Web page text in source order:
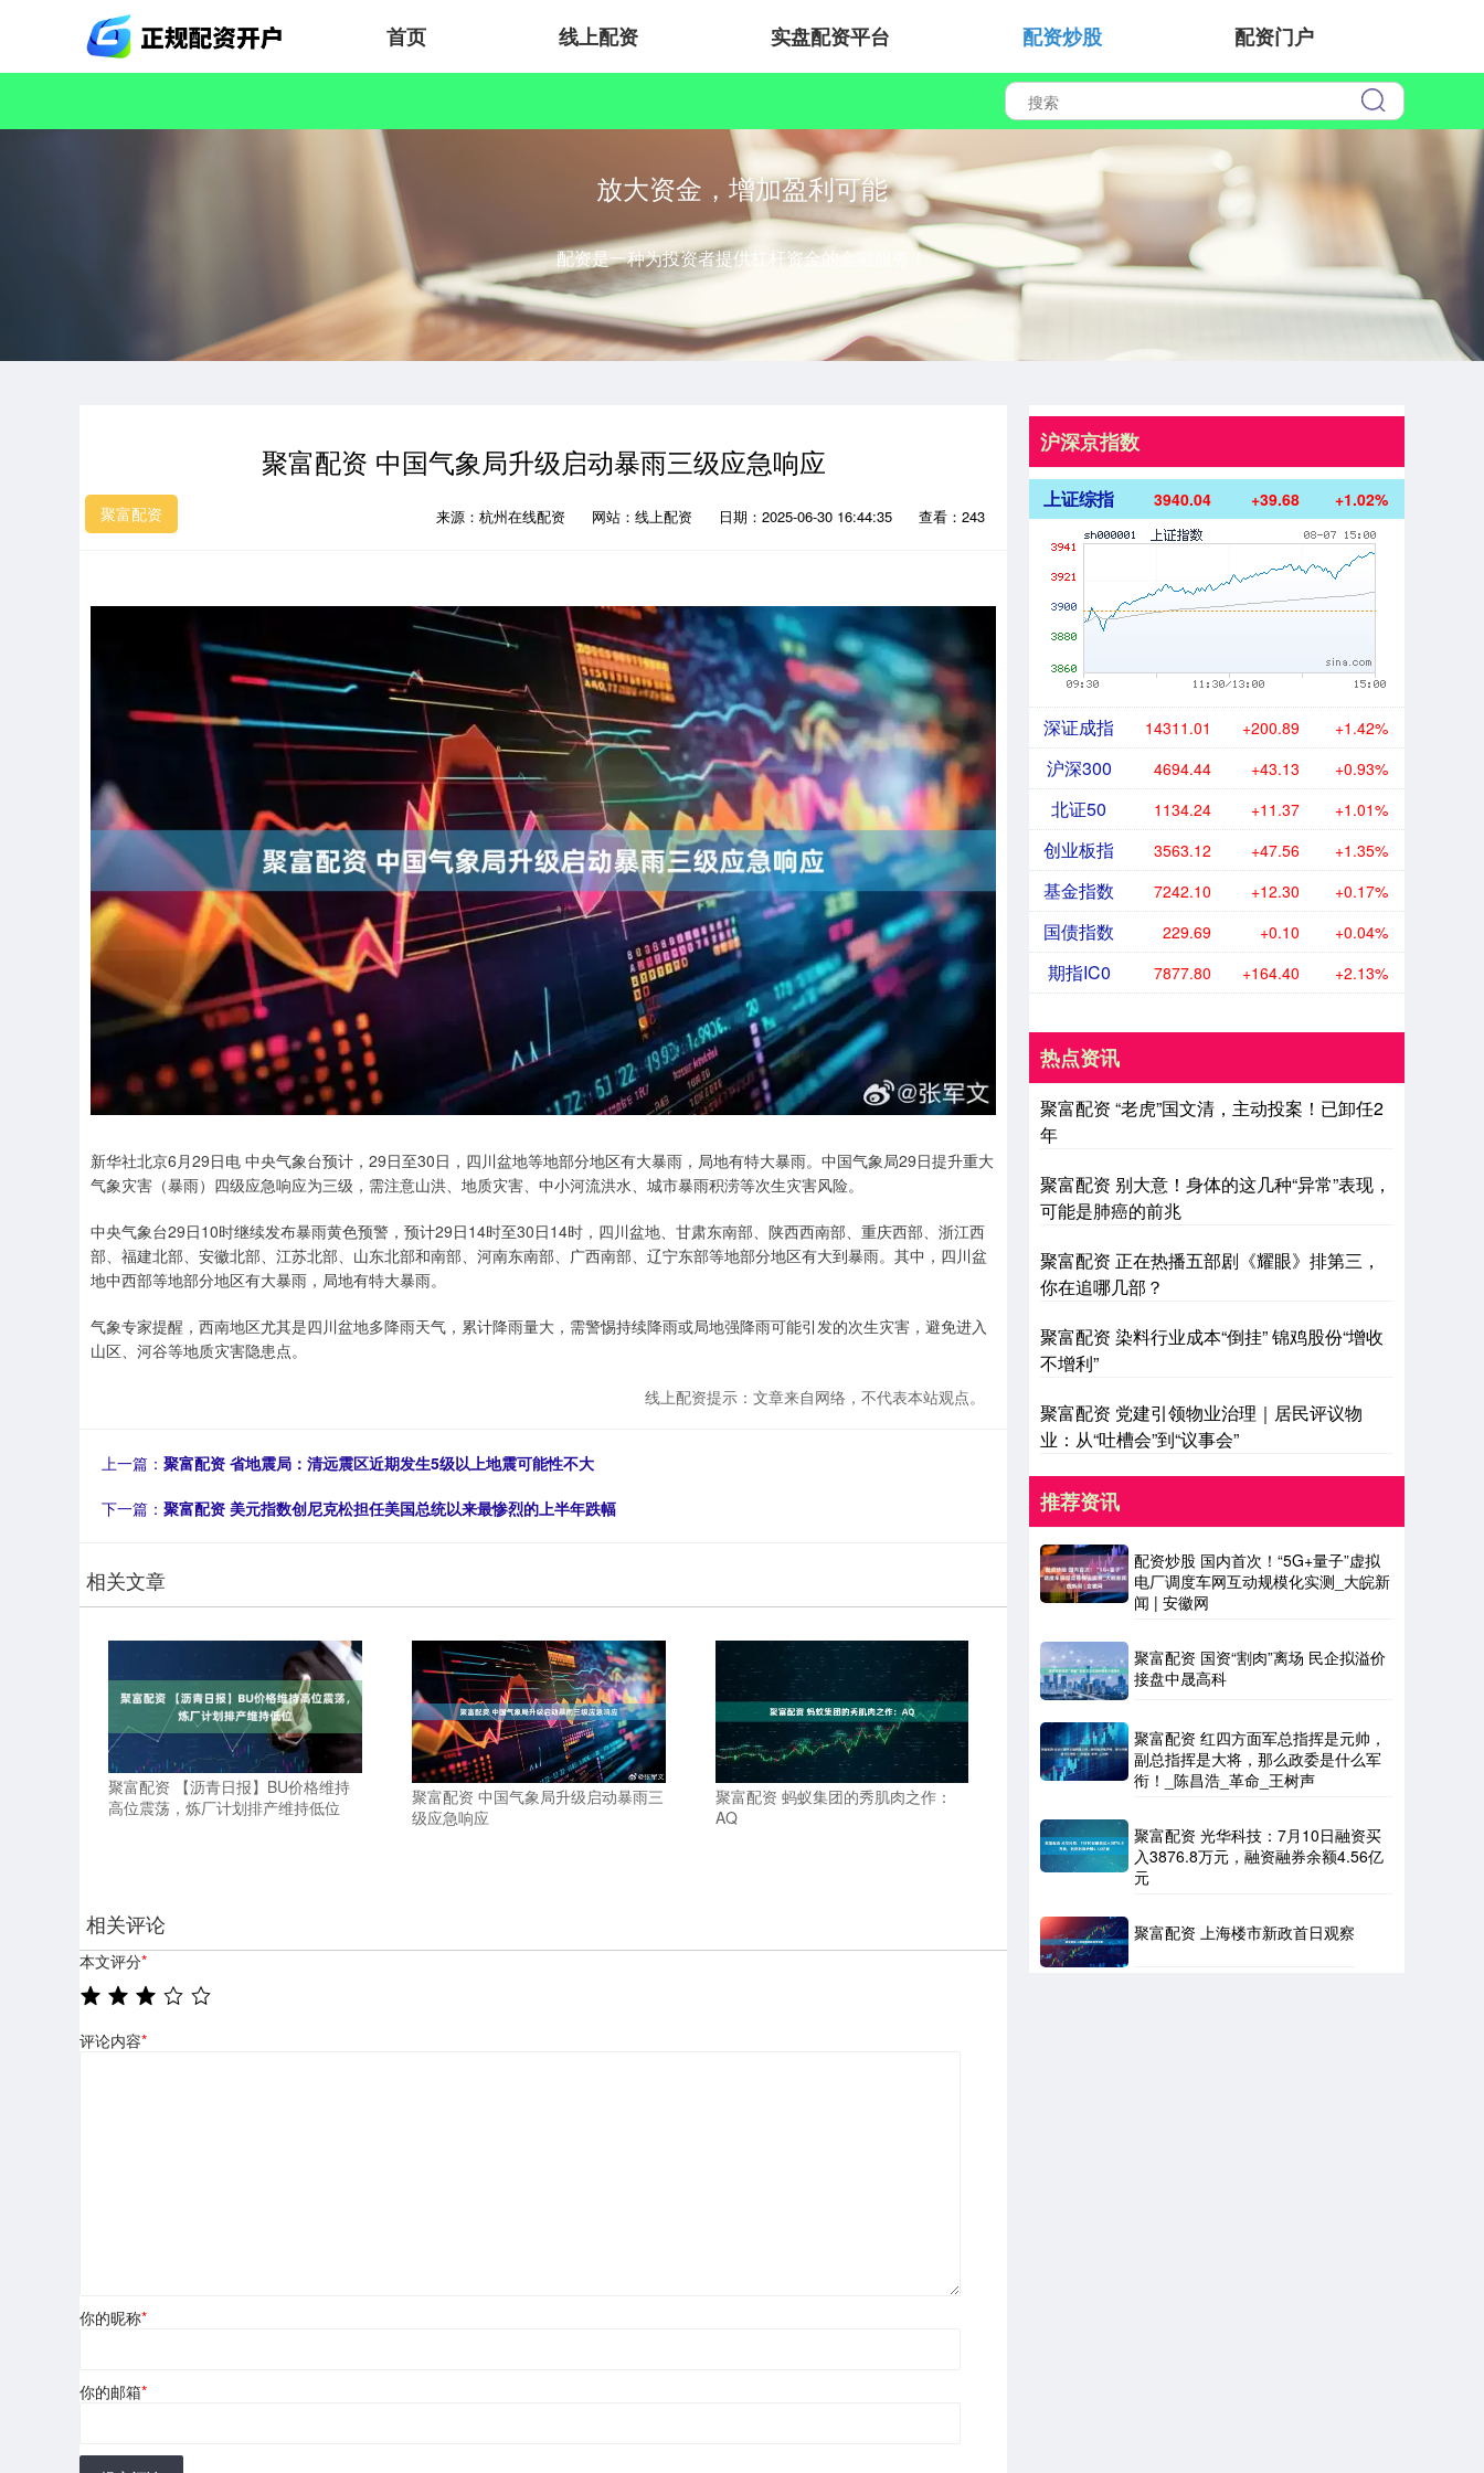
首页 线上配资 实盘配资平台 配资炒股 配资门户
放大资金，增加盈利可能
配资是一种为投资者提供杠杆资金的金融服务！
聚富配资 中国气象局升级启动暴雨三级应急响应
聚富配资 来源：杭州在线配资 网站：线上配资 日期：2025-06-30 16:44:35 查看：243
新华社北京6月29日电 中央气象台预计，29日至30日，四川盆地等地部分地区有大暴雨，局地有特大暴雨。中国气象局29日提升重大
气象灾害（暴雨）四级应急响应为三级，需注意山洪、地质灾害、中小河流洪水、城市暴雨积涝等次生灾害风险。
中央气象台29日10时继续发布暴雨黄色预警，预计29日14时至30日14时，四川盆地、甘肃东南部、陕西西南部、重庆西部、浙江西
部、福建北部、安徽北部、江苏北部、山东北部和南部、河南东南部、广西南部、辽宁东部等地部分地区有大到暴雨。其中，四川盆
地中西部等地部分地区有大暴雨，局地有特大暴雨。
气象专家提醒，西南地区尤其是四川盆地多降雨天气，累计降雨量大，需警惕持续降雨或局地强降雨可能引发的次生灾害，避免进入
山区、河谷等地质灾害隐患点。
线上配资提示：文章来自网络，不代表本站观点。
上一篇： 聚富配资 省地震局：清远震区近期发生5级以上地震可能性不大
下一篇： 聚富配资 美元指数创尼克松担任美国总统以来最惨烈的上半年跌幅
相关文章
聚富配资 【沥青日报】BU价格维持
高位震荡，炼厂计划排产维持低位
聚富配资 中国气象局升级启动暴雨三
级应急响应
聚富配资 蚂蚁集团的秀肌肉之作：
AQ
相关评论
本文评分*
评论内容*
你的昵称*
你的邮箱*
沪深京指数
上证综指 3940.04 +39.68 +1.02%
深证成指 14311.01 +200.89 +1.42%
沪深300 4694.44 +43.13 +0.93%
北证50 1134.24 +11.37 +1.01%
创业板指 3563.12 +47.56 +1.35%
基金指数 7242.10 +12.30 +0.17%
国债指数 229.69 +0.10 +0.04%
期指IC0 7877.80 +164.40 +2.13%
热点资讯
聚富配资 “老虎”国文清，主动投案！已卸任2
年
聚富配资 别大意！身体的这几种“异常”表现，
可能是肺癌的前兆
聚富配资 正在热播五部剧《耀眼》排第三，
你在追哪几部？
聚富配资 染料行业成本“倒挂” 锦鸡股份“增收
不增利”
聚富配资 党建引领物业治理｜居民评议物
业：从“吐槽会”到“议事会”
推荐资讯
配资炒股 国内首次！“5G+量子”虚拟
电厂调度车网互动规模化实测_大皖新
闻 | 安徽网
聚富配资 国资“割肉”离场 民企拟溢价
接盘中晟高科
聚富配资 红四方面军总指挥是元帅，
副总指挥是大将，那么政委是什么军
衔！_陈昌浩_革命_王树声
聚富配资 光华科技：7月10日融资买
入3876.8万元，融资融券余额4.56亿
元
聚富配资 上海楼市新政首日观察